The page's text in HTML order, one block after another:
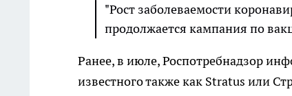
"Рост заболеваемости
продолжается кампания по
Ранее, в июле, Роспотребнадзор
известного также как Stratus или